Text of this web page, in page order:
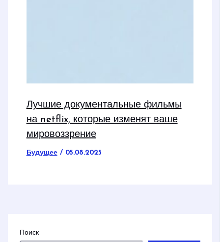
Лучшие документальные фильмы
на netflix, которые изменят ваше
мировоззрение
Будущее/ 05.08.2025
Поиск